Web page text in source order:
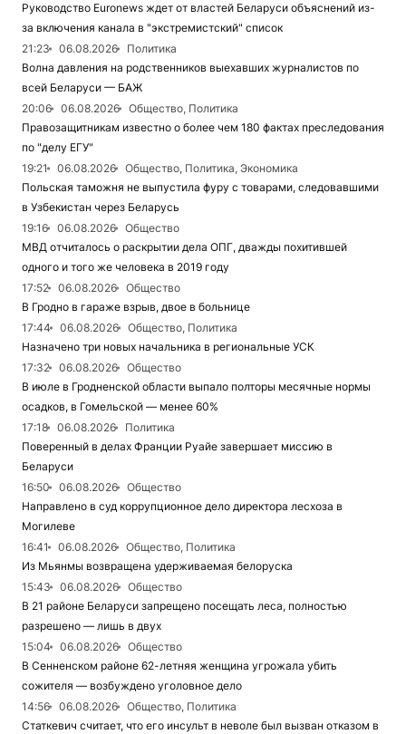
Руководство Euronews ждет от властей Беларуси объяснений из-
за включения канала в "экстремистский" список
21:23
06.08.2026
Политика
Волна давления на родственников выехавших журналистов по
всей Беларуси — БАЖ
20:06
06.08.2026
Общество, Политика
Правозащитникам известно о более чем 180 фактах преследования
по "делу ЕГУ"
19:21
06.08.2026
Общество, Политика, Экономика
Польская таможня не выпустила фуру с товарами, следовавшими
в Узбекистан через Беларусь
19:16
06.08.2026
Общество
МВД отчиталось о раскрытии дела ОПГ, дважды похитившей
одного и того же человека в 2019 году
17:52
06.08.2026
Общество
В Гродно в гараже взрыв, двое в больнице
17:44
06.08.2026
Общество, Политика
Назначено три новых начальника в региональные УСК
17:32
06.08.2026
Общество
В июле в Гродненской области выпало полторы месячные нормы
осадков, в Гомельской — менее 60%
17:18
06.08.2026
Политика
Поверенный в делах Франции Руайе завершает миссию в
Беларуси
16:50
06.08.2026
Общество
Направлено в суд коррупционное дело директора лесхоза в
Могилеве
16:41
06.08.2026
Общество, Политика
Из Мьянмы возвращена удерживаемая белоруска
15:43
06.08.2026
Общество
В 21 районе Беларуси запрещено посещать леса, полностью
разрешено — лишь в двух
15:04
06.08.2026
Общество
В Сенненском районе 62-летняя женщина угрожала убить
сожителя — возбуждено уголовное дело
14:56
06.08.2026
Общество, Политика
Статкевич считает, что его инсульт в неволе был вызван отказом в